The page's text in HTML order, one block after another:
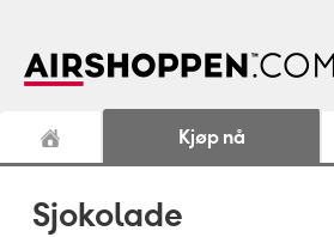
Kjøp nå
Sjokolade